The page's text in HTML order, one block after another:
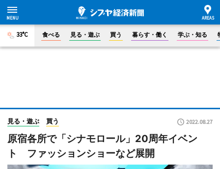
33°C 食べる 見る・遊ぶ 買う 暮らす・働く 学ぶ・知る
見る・遊ぶ 買う 2022.08.27
原宿各所で「シナモロール」20周年イベン
ト ファッションショーなど展開